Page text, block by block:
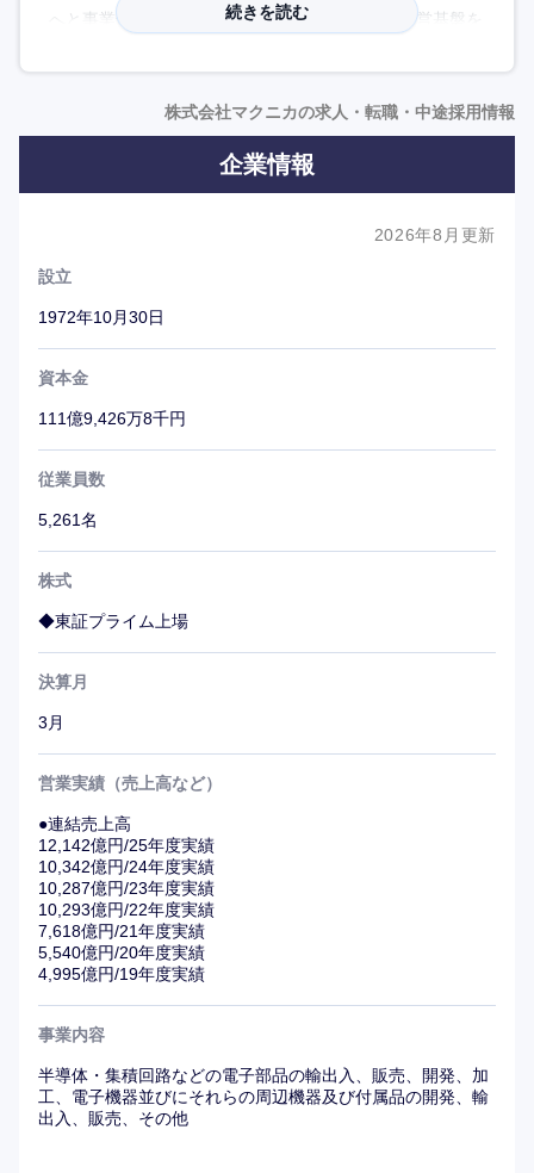
へと事業領域を急速に拡大させ、現在の強固な経営基盤を
・技術商社としての圧倒的なサポート力
同社の最大の特徴は、全社員の約3割を占める豊富な技術
者（フィールドアプリケーションエンジニア）の存在で
す。国内外の最先端半導体やハードウェアの提供だけでな
ション）をワンストップで提供しています。
・先端IT・サイバーセキュリティの牽引
半導体事業と並ぶ柱が「ネットワーク事業」です。世界水
準のサイバーセキュリティ製品をはじめ、AI、IoT、自動
・グローバルネットワーク
北米、欧州、アジアなど世界各地に拠点を展開。グローバ
ルな供給網（サプライチェーン）と確かな情報収集力を活
ドバックしています。
■社風・風土について
平均年齢は33歳と若く、明るく勢いのある組織です。社長
も日常的に各フロアを出入りし、オフィスのカフェテリア
で一般社員と同じ仕出し弁当を購入するなど、経営層との
距離が非常に近いのが特徴です。様々な業界出身の中途社
員が従業員数の半分以上在籍。中途社員に対するハンデは
なく、自身の希望と実力次第で様々なキャリアパスを描く
ことができます。
・裁量権の大きさとチームの絆
な裁量を持って海外出張や交渉などの挑戦ができる環境で
す。決して孤立させることはなく、周囲のサポート体制も
続きを読む
株式会社マクニカの求人・転職・中途採用情報
企業情報
2026年8月更新
設立
1972年10月30日
資本金
111億9,426万8千円
従業員数
5,261名
株式
◆東証プライム上場
決算月
3月
営業実績（売上高など）
●連結売上高
12,142億円/25年度実績
10,342億円/24年度実績
10,287億円/23年度実績
10,293億円/22年度実績
7,618億円/21年度実績
5,540億円/20年度実績
4,995億円/19年度実績
事業内容
半導体・集積回路などの電子部品の輸出入、販売、開発、加
工、電子機器並びにそれらの周辺機器及び付属品の開発、輸
出入、販売、その他